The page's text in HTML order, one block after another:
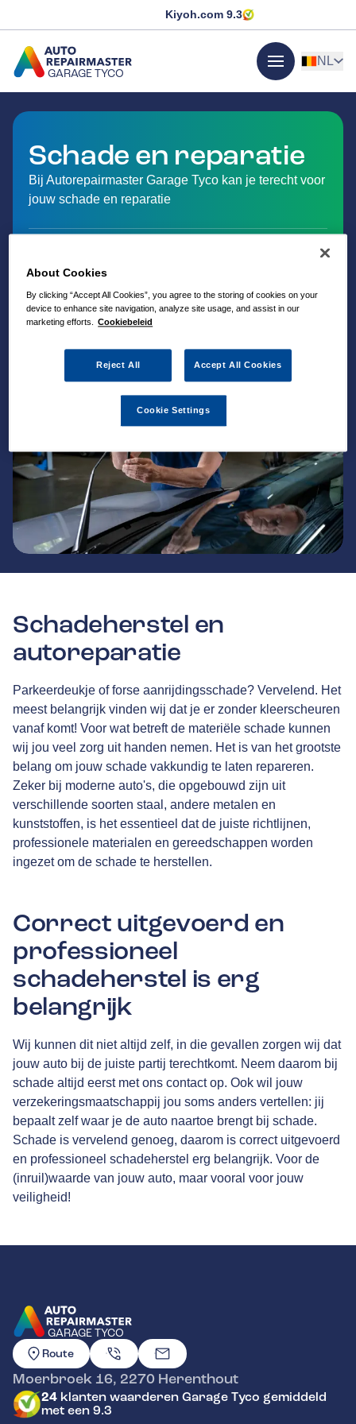
Kiyoh.com 9.3
GARAGE TYCO menu
NL
Schade en reparatie
Bij Autorepairmaster Garage Tyco kan je terecht voor
jouw schade en reparatie
Schadeherstel en
autoreparatie
Parkeerdeukje of forse aanrijdingsschade? Vervelend. Het
meest belangrijk vinden wij dat je er zonder kleerscheuren
vanaf komt! Voor wat betreft de materiële schade kunnen
wij jou veel zorg uit handen nemen. Het is van het grootste
belang om jouw schade vakkundig te laten repareren.
Zeker bij moderne auto's, die opgebouwd zijn uit
verschillende soorten staal, andere metalen en
kunststoffen, is het essentieel dat de juiste richtlijnen,
professionele materialen en gereedschappen worden
ingezet om de schade te herstellen.
Correct uitgevoerd en
professioneel
schadeherstel is erg
belangrijk
Wij kunnen dit niet altijd zelf, in die gevallen zorgen wij dat
jouw auto bij de juiste partij terechtkomt. Neem daarom bij
schade altijd eerst met ons contact op. Ook wil jouw
verzekeringsmaatschappij jou soms anders vertellen: jij
bepaalt zelf waar je de auto naartoe brengt bij schade.
Schade is vervelend genoeg, daarom is correct uitgevoerd
en professioneel schadeherstel erg belangrijk. Voor de
(inruil)waarde van jouw auto, maar vooral voor jouw
veiligheid!
GARAGE TYCO
GA NAAR DE HOMEPAGINA
Route
Moerbroek 16, 2270 Herenthout
24 klanten waarderen Garage Tyco gemiddeld
met een 9.3
About Cookies
By clicking “Accept All Cookies”, you agree to the storing of cookies on your
device to enhance site navigation, analyze site usage, and assist in our
marketing efforts.
Cookiebeleid
Reject All Accept All Cookies
Cookie Settings